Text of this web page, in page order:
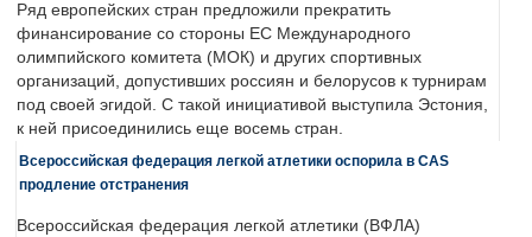
Ряд европейских стран предложили прекратить
финансирование со стороны ЕС Международного
олимпийского комитета (МОК) и других спортивных
организаций, допустивших россиян и белорусов к турнирам
под своей эгидой. С такой инициативой выступила Эстония,
к ней присоединились еще восемь стран.
Всероссийская федерация легкой атлетики оспорила в CAS
продление отстранения
Всероссийская федерация легкой атлетики (ВФЛА)